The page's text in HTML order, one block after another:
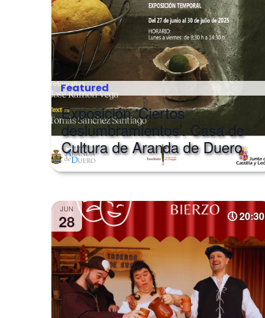
Featured
Exposición ‘Ciertos
deslumbramientos’. Casa de
Cultura de Aranda de Duero
JUN
28 20:30